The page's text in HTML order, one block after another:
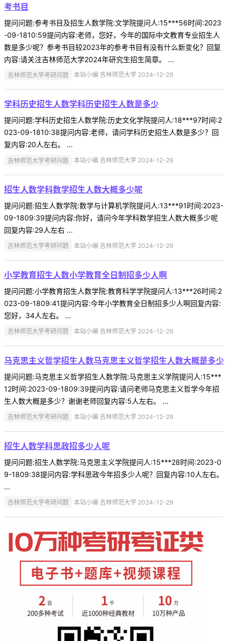
考书目
提问问题:参考书目及招生人数学院:文学院提问人:15***56时间:2023
-09-1810:59提问内容:老师，您好，今年的国际中文教育专业招生人
数是多少呢？参考书目较2023年的参考书目有没有什么新变化？回复
内容:请关注吉林师范大学2024年研究生招生简章。 ...
吉林师范大学考研问题 本站小编 吉林师范大学 2024-12-29
学科历史招生人数学科历史招生人数是多少
提问问题:学科历史招生人数学院:历史文化学院提问人:18***97时间:2
023-09-1810:38提问内容:老师，请问学科历史招生人数是多少？回
复内容:20人左右。 ...
吉林师范大学考研问题 本站小编 吉林师范大学 2024-12-29
招生人数学科数学招生人数大概多少呢
提问问题:招生人数学院:数学与计算机学院提问人:13***91时间:2023-
09-1809:39提问内容:你好，请问今年学科数学招生人数大概多少呢
回复内容:29人左右 ...
吉林师范大学考研问题 本站小编 吉林师范大学 2024-12-29
小学教育招生人数小学教育全日制招多少人啊
提问问题:小学教育招生人数学院:教育科学学院提问人:13***26时间:2
023-09-1809:41提问内容:今年小学教育全日制招多少人啊回复内容:
您好，34人左右。 ...
吉林师范大学考研问题 本站小编 吉林师范大学 2024-12-29
马克思主义哲学招生人数马克思主义哲学招生人数大概是多少
提问问题:马克思主义哲学招生人数学院:马克思主义学院提问人:15***
12时间:2023-09-1809:39提问内容:请问老师马克思主义哲学今年招
生人数大概是多少？谢谢老师回复内容:5人左右。 ...
吉林师范大学考研问题 本站小编 吉林师范大学 2024-12-29
招生人数学科思政招多少人呢
提问问题:招生人数学院:马克思主义学院提问人:15***28时间:2023-0
9-1809:38提问内容:学科思政今年招多少人呢？回复内容:10人左右。
...
吉林师范大学考研问题 本站小编 吉林师范大学 2024-12-29